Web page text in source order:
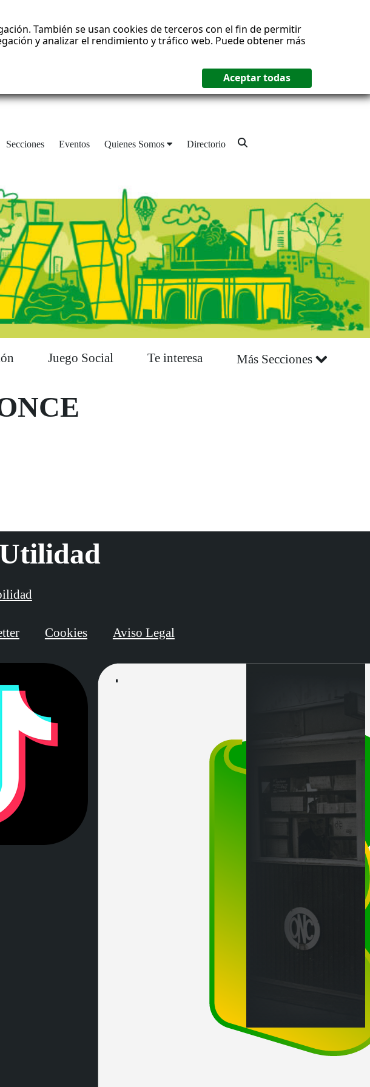
También se usan cookies de terceros con el fin de permitir
y analizar el rendimiento y tráfico web. Puede obtener más
Secciones Eventos Quienes Somos Directorio
Juego Social Te interesa Más Secciones
Cookies Aviso Legal